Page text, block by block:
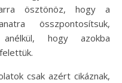
ösztönöz, hogy a
összpontosítsuk,
anélkül, hogy azokba
csak azért cikáznak,